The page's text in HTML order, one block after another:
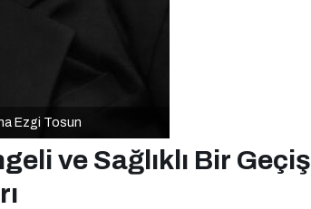
Ezgi Tosun
ve Sağlıklı Bir Geçiş